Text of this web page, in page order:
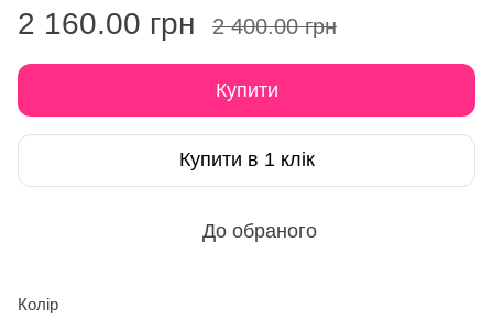
2 160.00 грн 2 400.00 грн
Купити
Купити в 1 клік
До обраного
Колір